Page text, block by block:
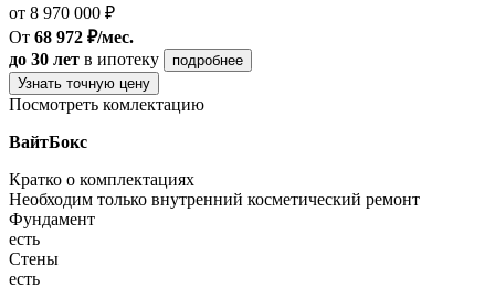
от 8 970 000 ₽
От 68 972 ₽/мес.
до 30 лет в ипотеку
подробнее
Узнать точную цену
Посмотреть комлектацию
ВайтБокс
Кратко о комплектациях
Необходим только внутренний косметический ремонт
Фундамент
есть
Стены
есть